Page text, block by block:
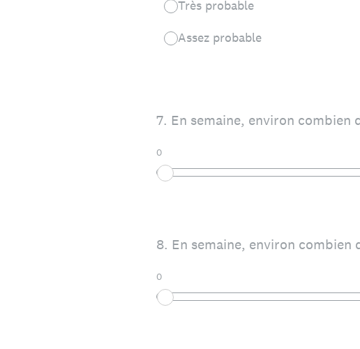
Très probable
Assez probable
7. En semaine, environ combien
0
8. En semaine, environ combien
0